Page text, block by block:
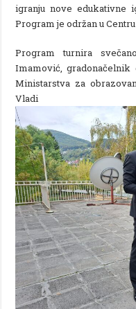
igranju nove edukativne
Program je održan u
Program turnira
Imamović,
Ministarstva za
Vladi